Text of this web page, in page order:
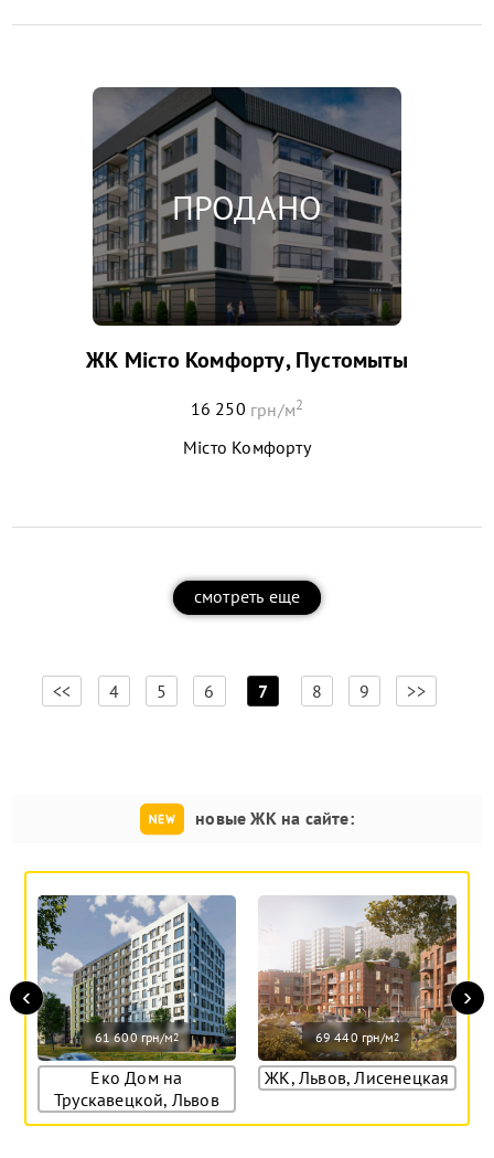
ЖК Місто Комфорту, Пустомыты
16 250 грн/м2
Місто Комфорту
смотреть еще
<< 4 5 6 7 8 9 >>
новые ЖК на сайте:
61 600 грн/м2
Еко Дом на
Трускавецкой, Львов
69 440 грн/м2
ЖК, Львов, Лисенецкая
‹ ›